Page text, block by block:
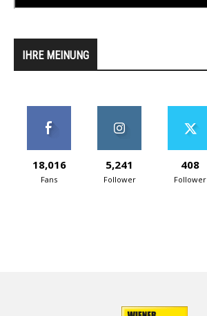
IHRE MEINUNG
18,016
Fans
5,241
Follower
408
Follower